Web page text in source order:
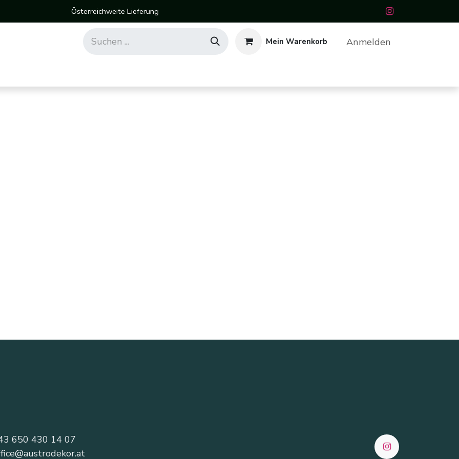
Österreichweite Lieferung
Mein Warenkorb Anmelden
650 430 14 07